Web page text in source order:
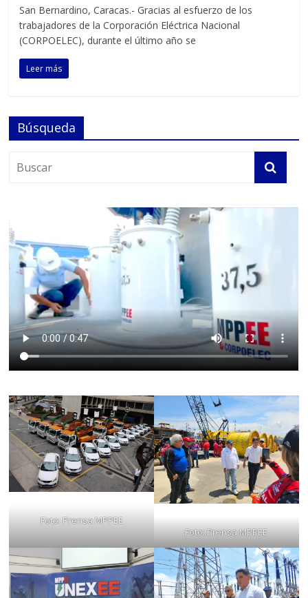
San Bernardino, Caracas.- Gracias al esfuerzo de los
trabajadores de la Corporación Eléctrica Nacional
(CORPOELEC), durante el último año se
Leer más
Búsqueda
Foto: Prensa MPPEE
Foto: Prensa MPPEE